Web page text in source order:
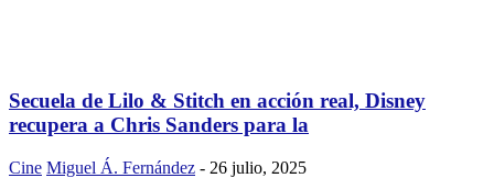
Secuela de Lilo & Stitch en acción real, Disney
recupera a Chris Sanders para la
Cine Miguel Á. Fernández - 26 julio, 2025